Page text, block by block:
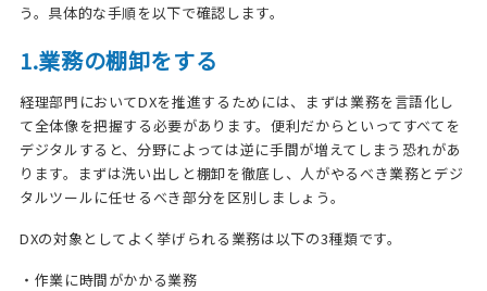
う。具体的な手順を以下で確認します。
1.業務の棚卸をする
経理部門においてDXを推進するためには、まずは業務を言語化し
て全体像を把握する必要があります。便利だからといってすべてを
デジタルすると、分野によっては逆に手間が増えてしまう恐れがあ
ります。まずは洗い出しと棚卸を徹底し、人がやるべき業務とデジ
タルツールに任せるべき部分を区別しましょう。
DXの対象としてよく挙げられる業務は以下の3種類です。
・作業に時間がかかる業務